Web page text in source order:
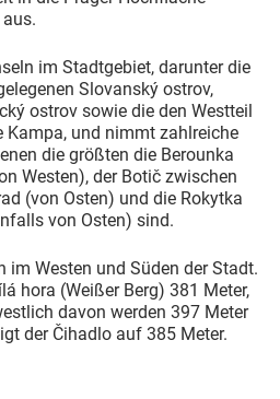
im Stadtgebiet, darunter die
Slovanský ostrov,
ostrov sowie die den Westteil
Kampa, und nimmt zahlreiche
die größten die Berounka
Westen), der Botič zwischen
(von Osten) und die Rokytka
von Osten) sind.
im Westen und Süden der Stadt.
hora (Weißer Berg) 381 Meter,
davon werden 397 Meter
der Čihadlo auf 385 Meter.